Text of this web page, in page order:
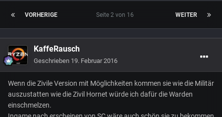
VORHERIGE WEITER
Seite 2 von 16
KaffeRausch
Geschrieben 19. Februar 2016
Wenn die Zivile Version mit Möglichkeiten kommen sie wie die Militär
auszustatten wie die Zivil Hornet würde ich dafür die Warden
einschmelzen.